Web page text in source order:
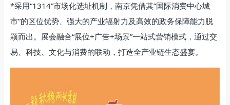
*采用“1314”市场化选址机制，南京凭借其“国际消费中心城
市”的区位优势、强大的产业辐射力及高效的政务保障能力脱
颖而出。展会融合“展位+广告+场景”一站式营销模式，通过交
易、科技、文化与消费的联动，打造全产业链生态盛宴。